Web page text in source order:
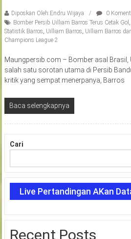
Diposkan Oleh:Endru Wijaya
0
Bomber Persib Uilliam Barros Terus Cetak Gol ,
Statistik Barros, Uilliam Barros, Uilliam Barros
Champions League 2
Maungpersib.com – Bomber asal Brasil,
salah satu sorotan utama di Persib
kritik yang sempat menerpanya, Barros
Baca selengkapnya
Cari
Live Pertandingan AKan
Recent Posts